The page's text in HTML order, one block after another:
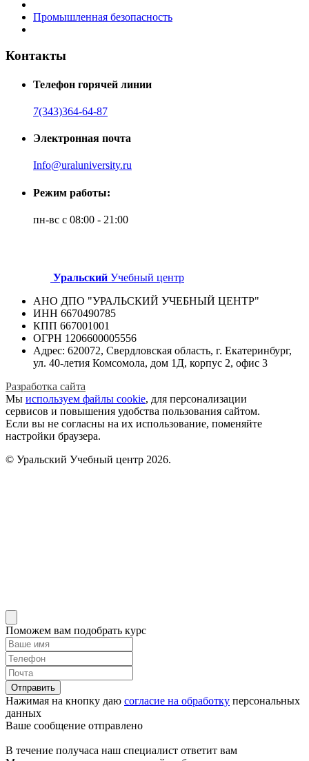
Промышленная безопасность
Контакты
Телефон горячей линии
7(343)364-64-87
Электронная почта
Info@uraluniversity.ru
Режим работы:
пн-вс с 08:00 - 21:00
Уральский Учебный центр
АНО ДПО "УРАЛЬСКИЙ УЧЕБНЫЙ ЦЕНТР"
ИНН 6670490785
КПП 667001001
ОГРН 1206600005556
Адрес: 620072, Свердловская область, г. Екатеринбург,
ул. 40-летия Комсомола, дом 1Д, корпус 2, офис 3
Разработка сайта
Мы используем файлы cookie, для персонализации
сервисов и повышения удобства пользования сайтом.
Если вы не согласны на их использование, поменяйте
настройки браузера.
© Уральский Учебный центр 2026.
Поможем вам подобрать курс
Отправить
Нажимая на кнопку даю согласие на обработку персональных
данных
Ваше сообщение отправлено
В течение получаса наш специалист ответит вам